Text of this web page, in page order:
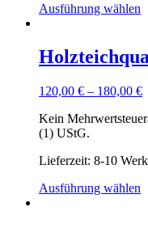
Ausführung wählen
120,00 € – 180,00 €
Kein
(1) UStG.
Lieferzeit: 8-10
Ausführung wählen